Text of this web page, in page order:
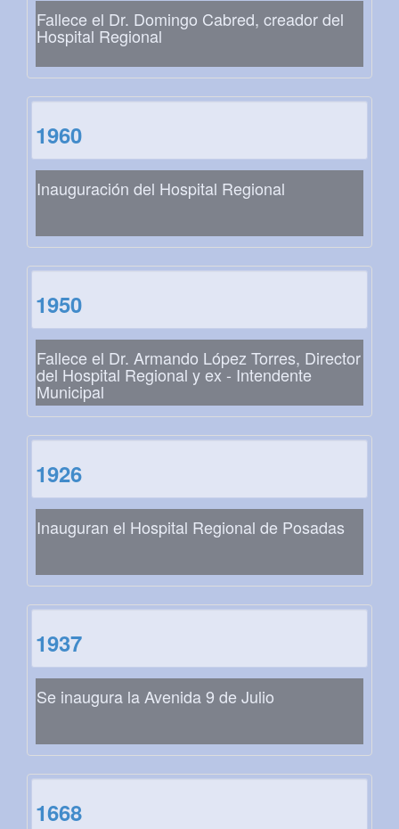
Fallece el Dr. Domingo Cabred, creador del
Hospital Regional
1960
Inauguración del Hospital Regional
1950
Fallece el Dr. Armando López Torres, Director
del Hospital Regional y ex - Intendente
Municipal
1926
Inauguran el Hospital Regional de Posadas
1937
Se inaugura la Avenida 9 de Julio
1668